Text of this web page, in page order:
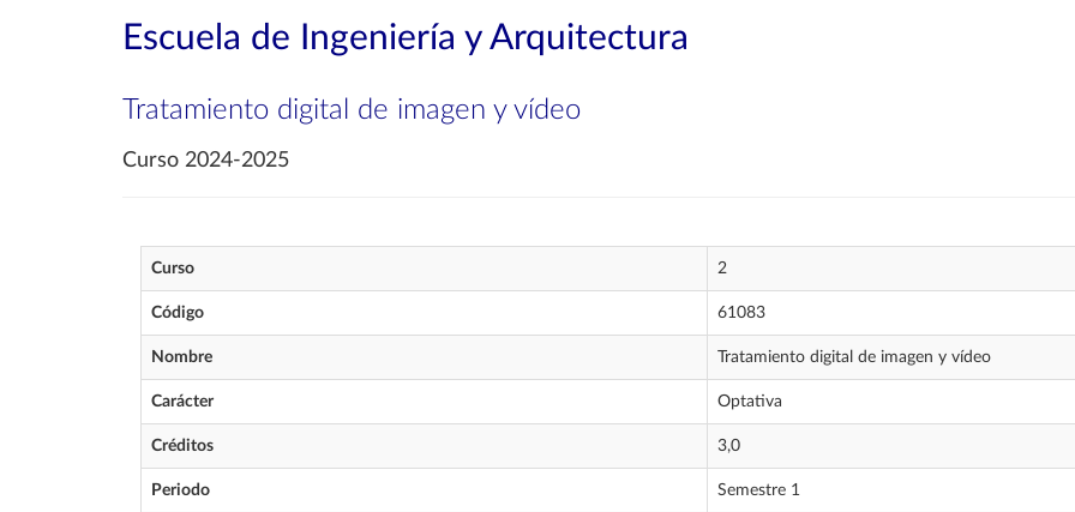
Escuela de Ingeniería y Arquitectura
Tratamiento digital de imagen y vídeo
Curso 2024-2025
Curso 2
Código 61083
Nombre Tratamiento digital de imagen y vídeo
Carácter Optativa
Créditos 3,0
Periodo Semestre 1